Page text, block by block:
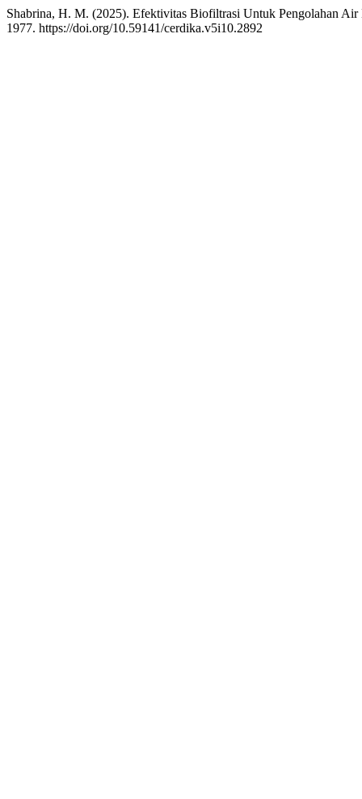
Shabrina, H. M. (2025). Efektivitas Biofiltrasi Untuk Pengolahan
1977. https://doi.org/10.59141/cerdika.v5i10.2892